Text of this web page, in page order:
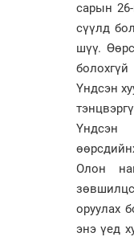
сарын
сүүлд
шүү.
Үндсэн
Олон
оруулах
энэ үед